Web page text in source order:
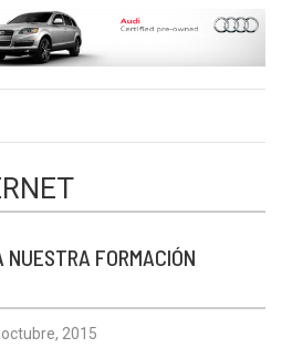
NUESTRA FORMACIÓN
2015